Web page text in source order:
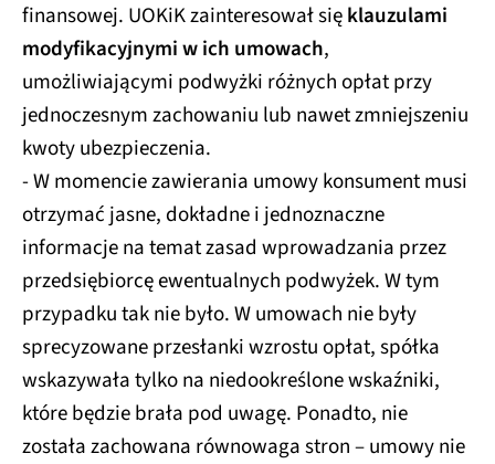
finansowej. UOKiK zainteresował sięklauzulami
modyfikacyjnymi w ich umowach,
umożliwiającymi podwyżki różnych opłat przy
jednoczesnym zachowaniu lub nawet zmniejszeniu
kwoty ubezpieczenia.
- W momencie zawierania umowy konsument musi
otrzymać jasne, dokładne i jednoznaczne
informacje na temat zasad wprowadzania przez
przedsiębiorcę ewentualnych podwyżek. W tym
przypadku tak nie było. W umowach nie były
sprecyzowane przesłanki wzrostu opłat, spółka
wskazywała tylko na niedookreślone wskaźniki,
które będzie brała pod uwagę. Ponadto, nie
została zachowana równowaga stron – umowy nie